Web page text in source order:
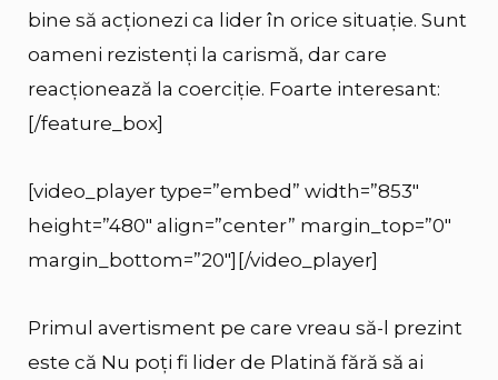
bine să acționezi ca lider în orice situație. Sunt
oameni rezistenți la carismă, dar care
reacționează la coerciție. Foarte interesant:
[/feature_box]
[video_player type=”embed” width=”853″
height=”480″ align=”center” margin_top=”0″
margin_bottom=”20″] [/video_player]
Primul avertisment pe care vreau să-l prezint
este că Nu poți fi lider de Platină fără să ai